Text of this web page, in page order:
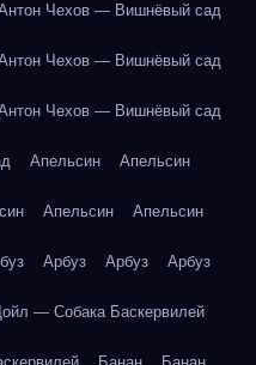
Чехов — Вишнёвый сад
Чехов — Вишнёвый сад
Чехов — Вишнёвый сад
Апельсин Апельсин
Апельсин Апельсин
Арбуз Арбуз Арбуз
— Собака Баскервилей